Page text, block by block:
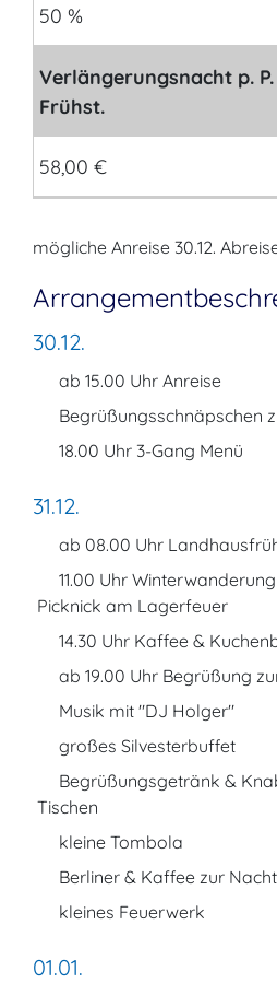
50 %
Verlängerungsnacht p.
Frühst.
58,00 €
mögliche Anreise 30.12. Abreise
30.12.
ab 15.00 Uhr Anreise
Begrüßungsschnäpschen
18.00 Uhr 3-Gang Menü
31.12.
ab 08.00 Uhr
11.00 Uhr
Picknick am Lagerfeuer
14.30 Uhr Kaffee &
ab 19.00 Uhr Begrüßung
Musik mit "DJ Holger"
großes Silvesterbuffet
Begrüßungsgetränk &
Tischen
kleine Tombola
Berliner & Kaffee zur Nacht
kleines Feuerwerk
01.01.